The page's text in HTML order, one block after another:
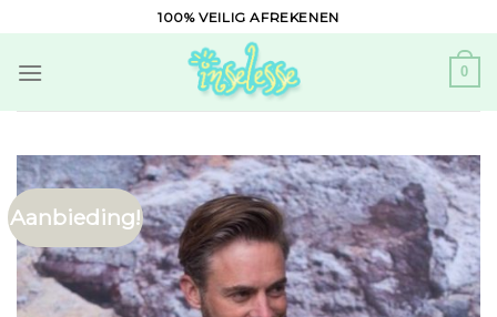
to
content
100% VEILIG AFREKENEN
0
Aanbieding!